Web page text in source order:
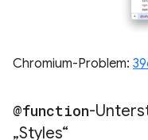
Chromium-Problem:
@function-
„Styles“